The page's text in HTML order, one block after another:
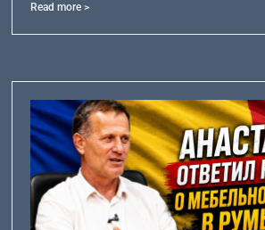
Read more >